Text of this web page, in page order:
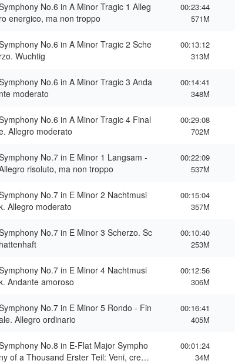
No.6 in A Minor Tragic 1 Alleg
ro energico, ma non troppo
00:23:44
571M
No.6 in A Minor Tragic 2 Sche
rzo. Wuchtig
00:13:12
313M
No.6 in A Minor Tragic 3 Anda
nte moderato
00:14:41
348M
No.6 in A Minor Tragic 4 Final
Allegro moderato
00:29:08
702M
No.7 in E Minor 1 Langsam -
risoluto, ma non troppo
00:22:09
537M
No.7 in E Minor 2 Nachtmusi
Allegro moderato
00:15:04
357M
No.7 in E Minor 3 Scherzo. Sc
hattenhaft
00:10:40
253M
No.7 in E Minor 4 Nachtmusi
Andante amoroso
00:12:56
306M
No.7 in E Minor 5 Rondo - Fin
Allegro ordinario
00:16:41
405M
No.8 in E-Flat Major Sympho
ny of a Thousand Erster Teil: Veni, creat
00:01:24
34M